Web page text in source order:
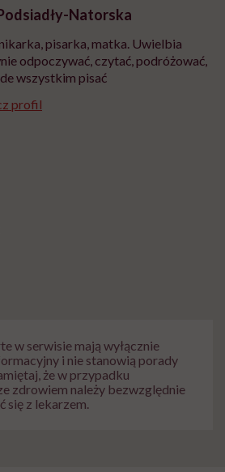
Natorska
pisarka, matka. Uwielbia
odpoczywać, czytać, podróżować,
wszystkim pisać
profil
w serwisie mają wyłącznie
i nie stanowią porady
że w przypadku
zdrowiem należy bezwzględnie
się z lekarzem.